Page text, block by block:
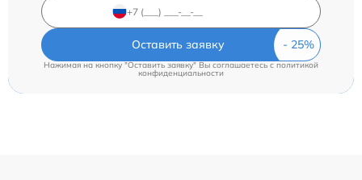
Оставить заявку
Нажимая на кнопку "Оставить заявку" Вы соглашаетесь c политикой
конфиденциальности